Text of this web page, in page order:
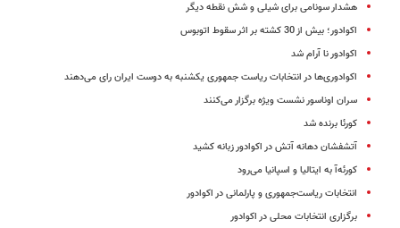
هشدار سونامی برای شیلی و شش نقطه دیگر
اکوادور؛ بیش از 30 کشته بر اثر سقوط اتوبوس
اکوادور نا آرام شد
اکوادوری‌ها در انتخابات ریاست جمهوری یکشنبه به دوست ایران رای می‌دهند
سران اوناسور نشست ویژه برگزار می‌کنند
کورئا برنده شد
آتشفشان دهانه آتش در اکوادور زبانه کشید
کورئه‌آ به ایتالیا و اسپانیا می‌رود
انتخابات ریاست‌جمهوری و پارلمانی در اکوادور
برگزاری انتخابات محلی در اکوادور